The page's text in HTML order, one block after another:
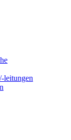
leitungen